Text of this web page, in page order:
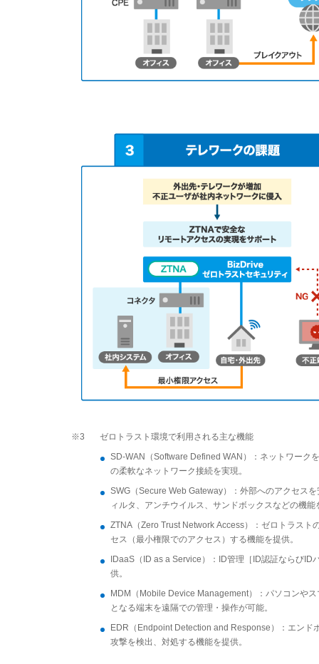
※3
ゼロトラスト環境で利用される主な機能
SD-WAN（Software Defined WAN）：ネットワーク
の柔軟なネットワーク接続を実現。
SWG（Secure Web Gateway）：外部へのアクセス
ィルタ、アンチウイルス、サンドボックスなどの機能
ZTNA（Zero Trust Network Access）：ゼロトラス
セス（最小権限でのアクセス）する機能を提供。
IDaaS（ID as a Service）：ID管理［ID認証ならび
供。
MDM（Mobile Device Management）：パソコンや
となる端末を遠隔での管理・操作が可能。
EDR（Endpoint Detection and Response）：エンド
攻撃を検出、対処する機能を提供。